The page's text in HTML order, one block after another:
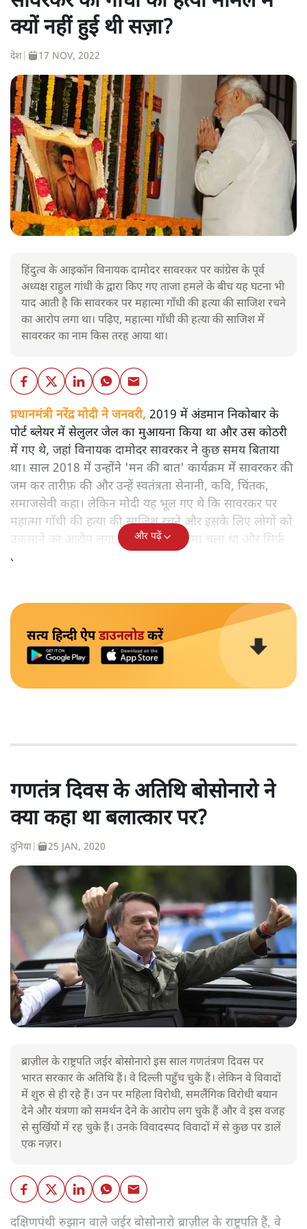
क्यों नहीं हुई थी सज़ा?
देश 17 NOV, 2022
हिंदुत्व के आइकॉन विनायक दामोदर सावरकर पर कांग्रेस के पूर्व
अध्यक्ष राहुल गांधी के द्वारा किए गए ताजा हमले के बीच यह घटना भी
याद आती है कि सावरकर पर महात्मा गाँधी की हत्या की साजिश रचने
का आरोप लगा था। पढ़िए, महात्मा गाँधी की हत्या की साजिश में
सावरकर का नाम किस तरह आया था।
प्रधानमंत्री नरेंद्र मोदी ने जनवरी, 2019 में अंडमान निकोबार के
पोर्ट ब्लेयर में सेलुलर जेल का मुआयना किया था और उस कोठरी
में गए थे, जहां विनायक दामोदर सावरकर ने कुछ समय बिताया
था। साल 2018 में उन्होंने 'मन की बात' कार्यक्रम में सावरकर की
जम कर तारीफ़ की और उन्हें स्वतंत्रता सेनानी, कवि, चिंतक,
समाजसेवी कहा। लेकिन मोदी यह भूल गए थे कि सावरकर पर
महात्मा गाँधी की हत्या की साजिश रचने और इसके लिए लोगों को
उकसाने का आरोप लगा था, उन पर मुक़दमा चला था और सिर्फ़
तकनीकी कारणों से उन्हें सज़ा नहीं हुई थी।
और पढ़ें
सत्य हिन्दी ऐपडाउनलोडकरें
गणतंत्र दिवस के अतिथि बोसोनारो ने
क्या कहा था बलात्कार पर?
दुनिया 25 JAN, 2020
ब्राज़ील के राष्ट्रपति जईर बोसोनारो इस साल गणतंत्रण दिवस पर
भारत सरकार के अतिथि हैं। वे दिल्ली पहुँच चुके हैं। लेकिन वे विवादों
में शुरु से ही रहे हैं। उन पर महिला विरोधी, समलैंगिक विरोधी बयान
देने और यंत्रणा को समर्थन देने के आरोप लग चुके हैं और वे इस वजह
से सुर्खियोें में रह चुके हैं। उनके विवादस्पद विवादों में से कुछ पर डालें
एक नज़र।
दक्षिणपंथी रुझान वाले जईर बोसोनारो ब्राज़ील के राष्ट्रपति हैं, वे